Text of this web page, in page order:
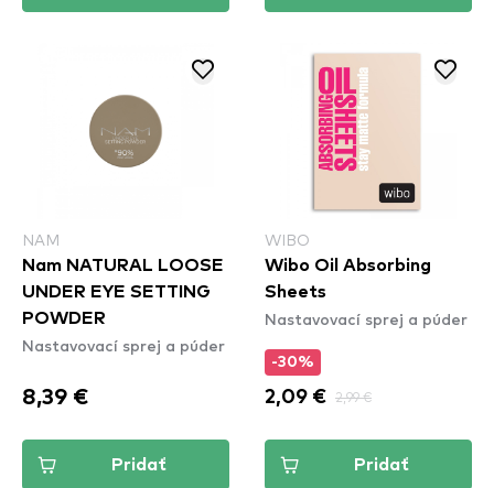
NAM
Nam NATURAL LOOSE
UNDER EYE SETTING
POWDER
Nastavovací sprej a púder
8,39 €
Pridať
WIBO
Wibo Oil Absorbing
Sheets
Nastavovací sprej a púder
-30%
2,09 € 2,99 €
Pridať